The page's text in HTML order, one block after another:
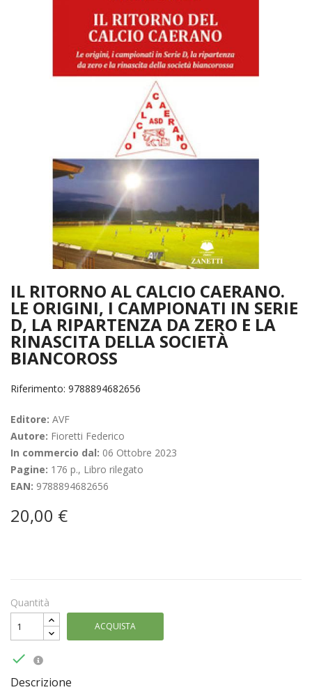
IL RITORNO AL CALCIO CAERANO.
LE ORIGINI, I CAMPIONATI IN SERIE
D, LA RIPARTENZA DA ZERO E LA
RINASCITA DELLA SOCIETÀ
BIANCOROSS
Riferimento: 9788894682656
Editore: AVF
Autore: Fioretti Federico
In commercio dal: 06 Ottobre 2023
Pagine: 176 p., Libro rilegato
EAN: 9788894682656
20,00 €
Quantità
ACQUISTA

Descrizione